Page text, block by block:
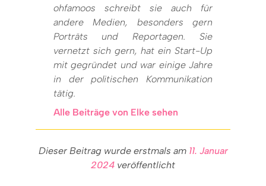
ohfamoos schreibt sie auch für
andere Medien, besonders gern
Porträts und Reportagen. Sie
vernetzt sich gern, hat ein Start-Up
mit gegründet und war einige Jahre
in der politischen Kommunikation
tätig.
Alle Beiträge von Elke sehen
Dieser Beitrag wurde erstmals am 11. Januar
2024 veröffentlicht